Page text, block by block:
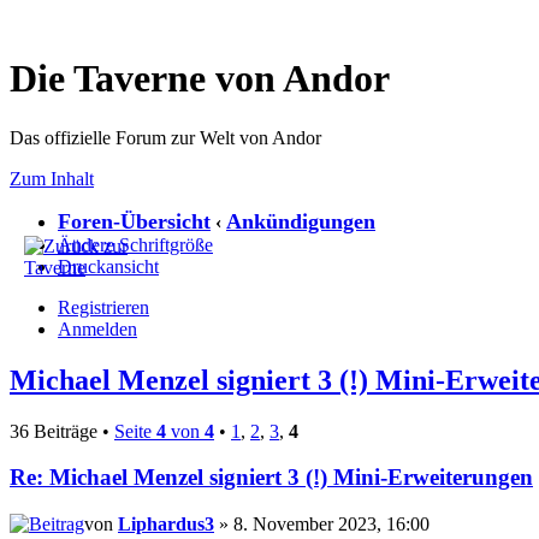
Die Taverne von Andor
Das offizielle Forum zur Welt von Andor
Zum Inhalt
Foren-Übersicht ‹ Ankündigungen
Ändere Schriftgröße
Druckansicht
Registrieren
Anmelden
Michael Menzel signiert 3 (!) Mini-
36 Beiträge • Seite 4 von 4 • 1 , 2, 3, 4
Re: Michael Menzel signiert 3 (!) Mini-Erweiterungen
von Liphardus3 » 8. November 2023, 16:00